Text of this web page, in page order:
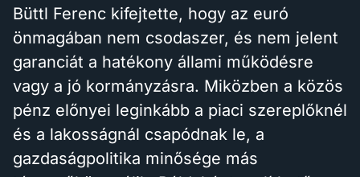
Büttl Ferenc kifejtette, hogy az euró
önmagában nem csodaszer, és nem jelent
garanciát a hatékony állami működésre
vagy a jó kormányzásra. Miközben a közös
pénz előnyei leginkább a piaci szereplőknél
és a lakosságnál csapódnak le, a
gazdaságpolitika minősége más